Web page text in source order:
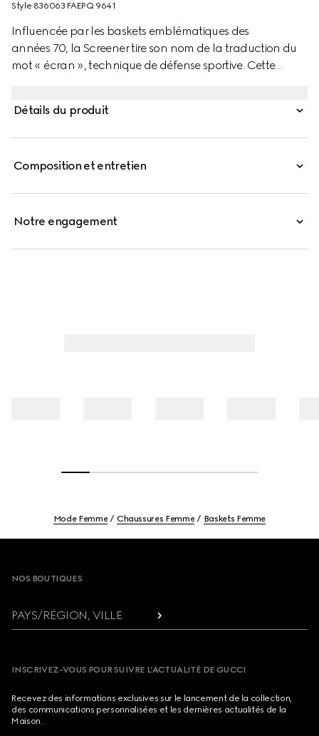
Style ‎836063 FAEPQ 9641
Influencée par les baskets emblématiques des
années 70, la Screener tire son nom de la traduction du
mot « écran », technique de défense sportive. Cette
compléter le modèle.
Détails du produit
Composition et entretien
Notre engagement
Mode Femme Chaussures Femme Baskets Femme
NOS BOUTIQUES
PAYS/RÉGION, VILLE
INSCRIVEZ-VOUS POUR SUIVRE L’ACTUALITÉ DE GUCCI
Recevez des informations exclusives sur le lancement de la collection,
des communications personnalisées et les dernières actualités de la
Maison.